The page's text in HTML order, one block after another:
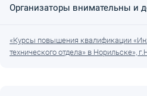
Организаторы внимательны и
«Курсы повышения квалификации
технического отдела» в Норильске»,